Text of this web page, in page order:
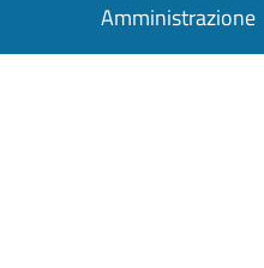
Amministrazione